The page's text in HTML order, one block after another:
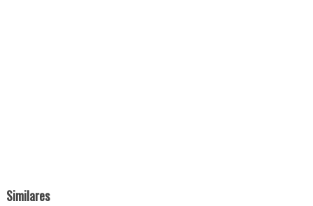
Similares